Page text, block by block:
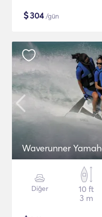
$304/gün
Waverunner
Diğer
10 ft
3 m